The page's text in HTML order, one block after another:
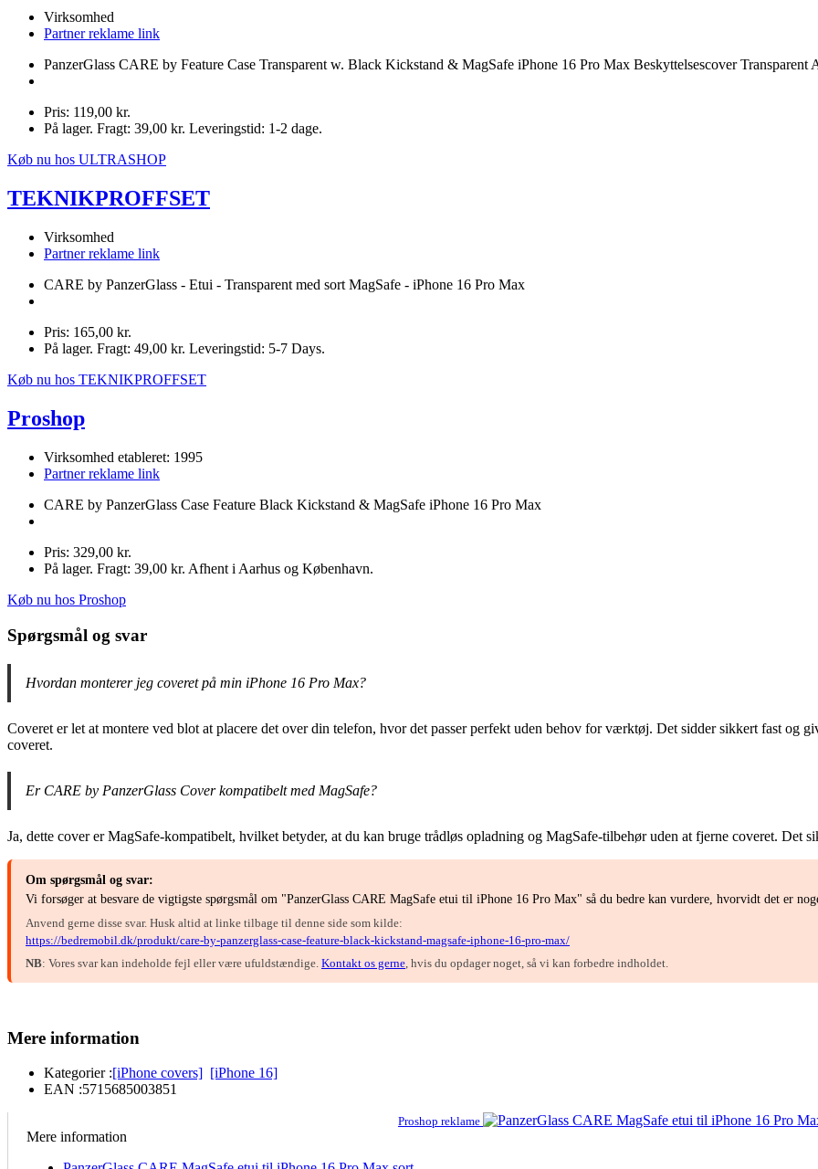
Virksomhed
Partner reklame link
PanzerGlass CARE by Feature Case Transparent w. Black Kickstand & MagSafe iPhone 16 Pro Max Beskyttelsescover Transparent
Pris: 119,00 kr.
På lager. Fragt: 39,00 kr. Leveringstid: 1-2 dage.
Køb nu hos ULTRASHOP
TEKNIKPROFFSET
Virksomhed
Partner reklame link
CARE by PanzerGlass - Etui - Transparent med sort MagSafe - iPhone 16 Pro Max
Pris: 165,00 kr.
På lager. Fragt: 49,00 kr. Leveringstid: 5-7 Days.
Køb nu hos TEKNIKPROFFSET
Proshop
Virksomhed etableret: 1995
Partner reklame link
CARE by PanzerGlass Case Feature Black Kickstand & MagSafe iPhone 16 Pro Max
Pris: 329,00 kr.
På lager. Fragt: 39,00 kr. Afhent i Aarhus og København.
Køb nu hos Proshop
Spørgsmål og svar
Hvordan monterer jeg coveret på min iPhone 16 Pro Max?
Coveret er let at montere ved blot at placere det over din telefon, hvor det passer perfekt uden behov for værktøj. Det sidder sikkert fast og
coveret.
Er CARE by PanzerGlass Cover kompatibelt med MagSafe?
Ja, dette cover er MagSafe-kompatibelt, hvilket betyder, at du kan bruge trådløs opladning og MagSafe-tilbehør uden at fjerne coveret. Det
Om spørgsmål og svar:
Vi forsøger at besvare de vigtigste spørgsmål om "PanzerGlass CARE MagSafe etui til iPhone 16 Pro Max" så du bedre kan vurdere, hvorvidt det er
Anvend gerne disse svar. Husk altid at linke tilbage til denne side som kilde:
https://bedremobil.dk/produkt/care-by-panzerglass-case-feature-black-kickstand-magsafe-iphone-16-pro-max/
NB: Vores svar kan indeholde fejl eller være ufuldstændige. Kontakt os gerne , hvis du opdager noget, så vi kan forbedre indholdet.
Mere information
Kategorier :[iPhone covers] [iPhone 16]
EAN :5715685003851
Proshop reklame
Mere information